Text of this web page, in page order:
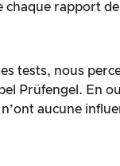
chaque rapport
tests, nous
Prüfengel. En
aucune